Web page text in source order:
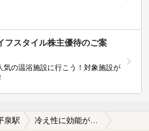
フスタイル株主優待のご案
気の温浴施設に行こう！対象施設が
泉駅